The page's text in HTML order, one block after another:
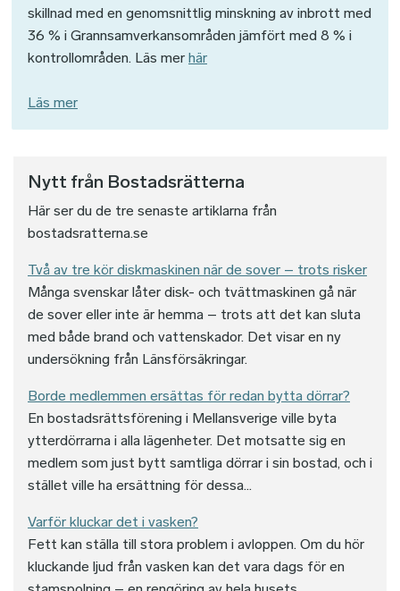
skillnad med en genomsnittlig minskning av inbrott med
36 % i Grannsamverkansområden jämfört med 8 % i
kontrollområden. Läs mer här
Läs mer
Nytt från Bostadsrätterna
Här ser du de tre senaste artiklarna från
bostadsratterna.se
Två av tre kör diskmaskinen när de sover – trots risker
Många svenskar låter disk- och tvättmaskinen gå när
de sover eller inte är hemma – trots att det kan sluta
med både brand och vattenskador. Det visar en ny
undersökning från Länsförsäkringar.
Borde medlemmen ersättas för redan bytta dörrar?
En bostadsrättsförening i Mellansverige ville byta
ytterdörrarna i alla lägenheter. Det motsatte sig en
medlem som just bytt samtliga dörrar i sin bostad, och i
stället ville ha ersättning för dessa...
Varför kluckar det i vasken?
Fett kan ställa till stora problem i avloppen. Om du hör
kluckande ljud från vasken kan det vara dags för en